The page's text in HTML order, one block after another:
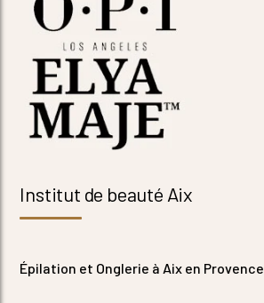
Institut de beauté Aix
Épilation et Onglerie à Aix en Provence